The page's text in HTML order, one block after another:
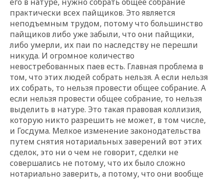
практически всех пайщиков. Это является
неподъемным трудом, потому что большинство
пайщиков либо уже забыли, что они пайщики,
либо умерли, их паи по наследству не перешли
никуда. И огромное количество
невостребованных паев есть. Главная проблема в
том, что этих людей собрать нельзя. А если нельзя
их собрать, то нельзя провести общее собрание. А
если нельзя провести общее собрание, то нельзя
выделить в натуре. Это такая правовая коллизия,
которую никто разрешить не может, в том числе,
и Госдума. Мелкое изменение законодательства
путем снятия нотариальных заверений вот этих
сделок, это ни о чем не говорит, сделки не
совершались не потому, что их было сложно
нотариально заверить, а потому, что они вообще